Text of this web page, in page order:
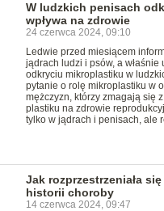
W ludzkich penisach
wpływa na zdrowie
24 czerwca 2024, 09:10
Ledwie przed miesiącem
jądrach ludzi i psów, a właśnie
odkryciu mikroplastiku w
pytanie o rolę mikroplastiku w
mężczyzn, którzy zmagają się
plastiku na zdrowie
tylko w jądrach i penisach, ale
Jak rozprzestrzeniała
historii choroby
14 czerwca 2024, 09:47